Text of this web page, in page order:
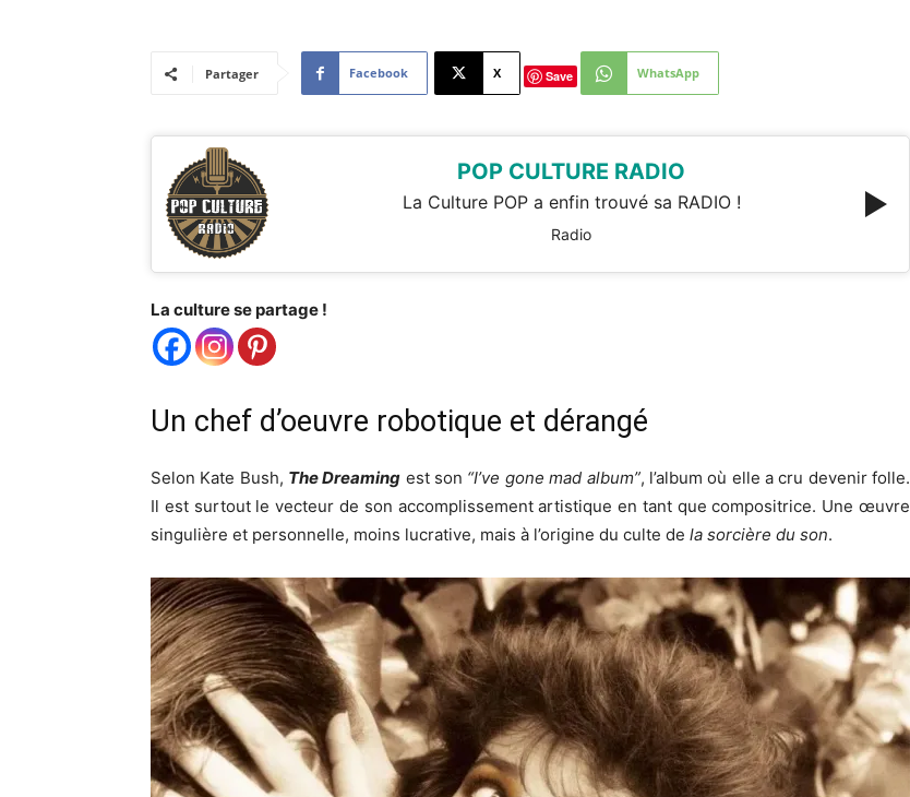
Partager Facebook X Save WhatsApp
POP CULTURE RADIO
La Culture POP a enfin trouvé sa RADIO !
Radio
La culture se partage !
Un chef d’oeuvre robotique et dérangé
Selon Kate Bush, The Dreaming est son “I’ve gone mad album”, l’album où elle a cru devenir folle.
Il est surtout le vecteur de son accomplissement artistique en tant que compositrice. Une œuvre
singulière et personnelle, moins lucrative, mais à l’origine du culte de la sorcière du son.